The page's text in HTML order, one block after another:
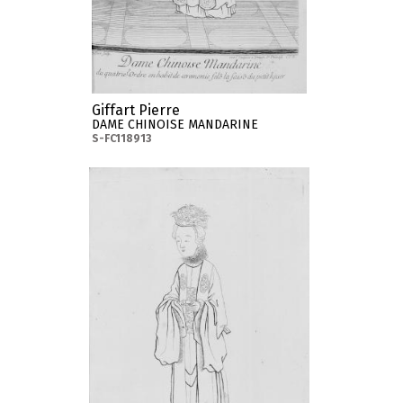
Giffart Pierre
DAME CHINOISE MANDARINE
S-FC118913